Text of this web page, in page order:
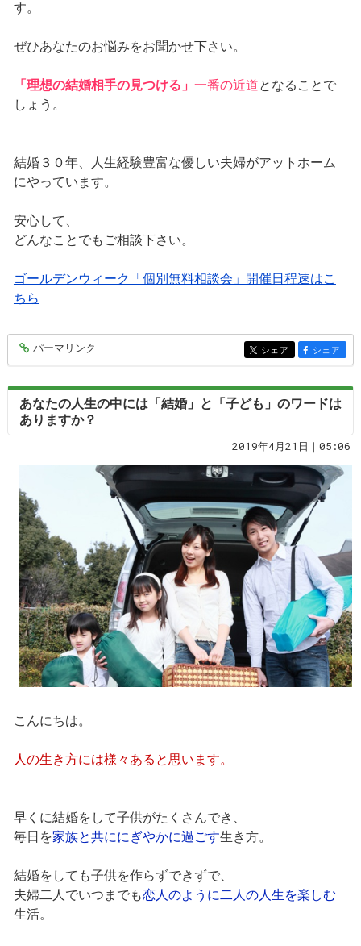
す。
ぜひあなたのお悩みをお聞かせ下さい。
「理想の結婚相手の見つける」 一番の近道となることで
しょう。
結婚３０年、人生経験豊富な優しい夫婦がアットホーム
にやっています。
安心して、
どんなことでもご相談下さい。
ゴールデンウィーク「個別無料相談会」開催日程速はこ
ちら
entry362
パーマリンク entry362
シェア entry362
シェア
あなたの人生の中には「結婚」と「子ども」のワードは
ありますか？
2019年4月21日｜05:06
こんにちは。
人の生き方には様々あると思います。
早くに結婚をして子供がたくさんでき、
毎日を家族と共ににぎやかに過ごす生き方。
結婚をしても子供を作らずできずで、
夫婦二人でいつまでも恋人のように二人の人生を楽しむ
生活。